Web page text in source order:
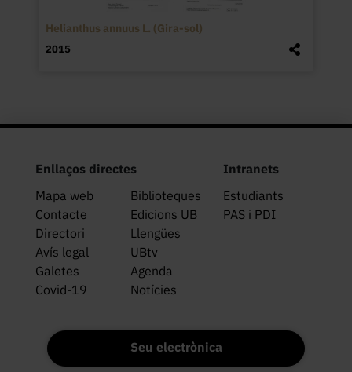
Helianthus annuus L. (Gira-sol)
2015
Enllaços directes
Mapa web
Biblioteques
Contacte
Edicions UB
Directori
Llengües
Avís legal
UBtv
Galetes
Agenda
Covid-19
Notícies
Intranets
Estudiants
PAS i PDI
Seu electrònica